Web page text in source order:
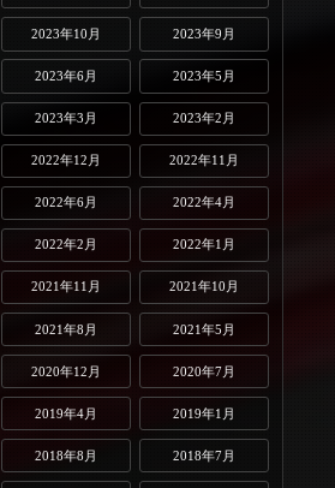
2023年10月 2023年9月
2023年6月 2023年5月
2023年3月 2023年2月
2022年12月 2022年11月
2022年6月 2022年4月
2022年2月 2022年1月
2021年11月 2021年10月
2021年8月 2021年5月
2020年12月 2020年7月
2019年4月 2019年1月
2018年8月 2018年7月